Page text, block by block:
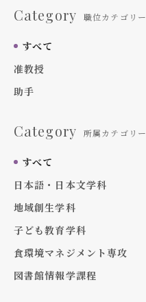
Category 職位カテゴリー
すべて
准教授
助手
Category 所属カテゴリー
すべて
日本語・日本文学科
地域創生学科
子ども教育学科
食環境マネジメント専攻
図書館情報学課程